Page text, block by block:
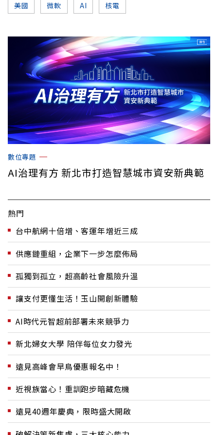
美國 微軟 AI 核電
數位專題
AI治理有方 新北市打造智慧城市資安新典範
熱門
台中航網十倍增、客運年增近三成
供應鏈重組，企業下一步怎麼佈局
孤獨到孤立，超高齡社會風險升溫
讓支付更懂生活！玉山開創新體驗
AI時代元智超前部署未來競爭力
新北婦女大學 陪伴每位女力發光
遠見高峰會早鳥優惠報名中！
近視族當心！重訓跑步暗藏危機
遠見40週年慶典，限時盛大開啟